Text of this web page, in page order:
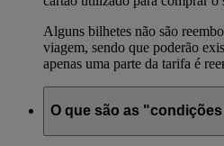
Alguns bilhetes não são
viagem, sendo que poderão
apenas uma parte da tarifa é
O que são as